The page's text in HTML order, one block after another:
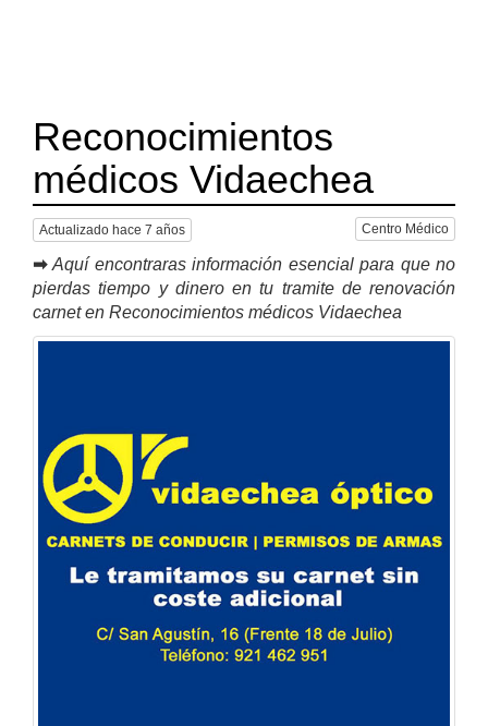
Reconocimientos
médicos Vidaechea
Actualizado hace 7 años Centro Médico
➡ Aquí encontraras información esencial para que no
pierdas tiempo y dinero en tu tramite de renovación
carnet en Reconocimientos médicos Vidaechea